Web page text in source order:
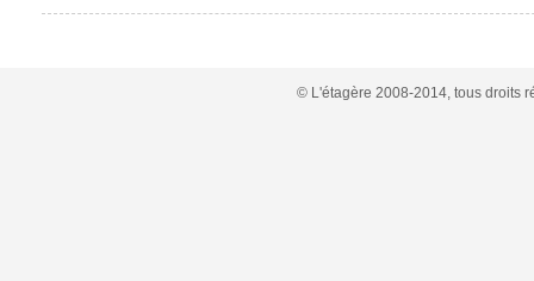
© L'étagère 2008-2014, tous droits